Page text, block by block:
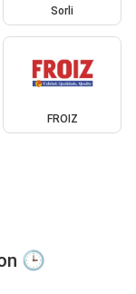
Sorli
FROIZ
🕒